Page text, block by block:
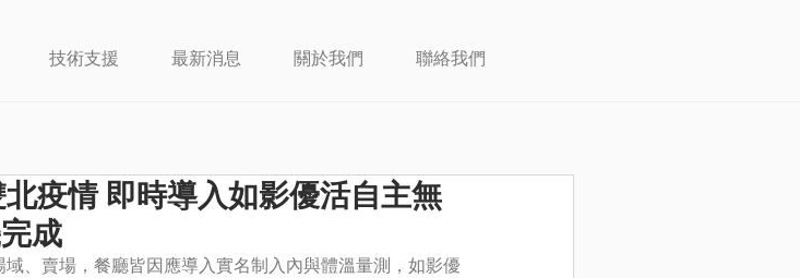
技術支援 最新消息 關於我們 聯絡我們
疫情 即時導入如影優活自主無
成
、賣場，餐廳皆因應導入實名制入內與體溫量測，如影優